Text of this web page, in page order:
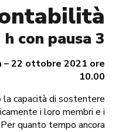
3 h con pausa
– 22 ottobre 2021 ore
10.00
la capacità di sostentere
i loro membri e i
quanto tempo ancora?